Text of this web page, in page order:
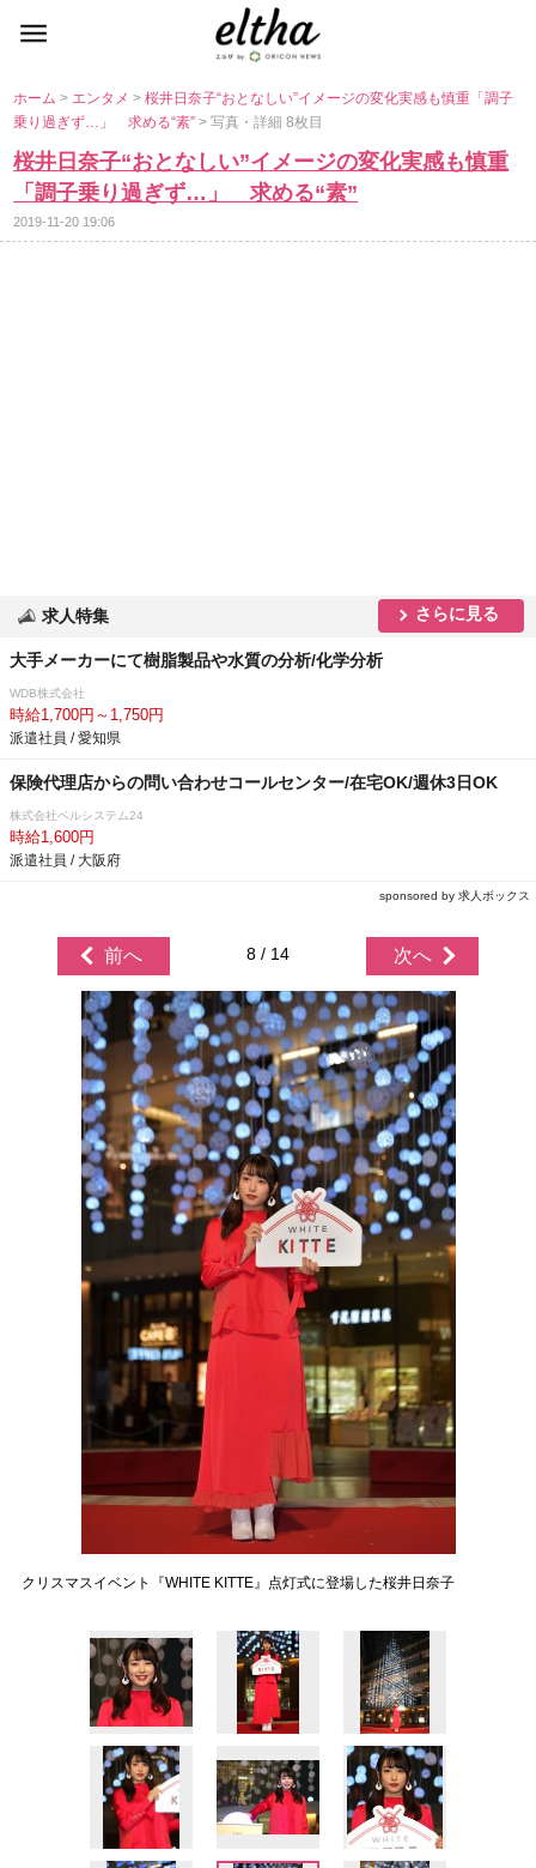
ホーム> エンタメ>桜井日奈子“おとなしい”イメージの変化実感も慎重「調子
乗り過ぎず…」 求める“素”> 写真・詳細 8枚目
桜井日奈子“おとなしい”イメージの変化実感も慎重
「調子乗り過ぎず…」 求める“素”
2019-11-20 19:06
求人特集 さらに見る
大手メーカーにて樹脂製品や水質の分析/化学分析
WDB株式会社
時給1,700円～1,750円
派遣社員 / 愛知県
保険代理店からの問い合わせコールセンター/在宅OK/週休3日OK
株式会社ベルシステム24
時給1,600円
派遣社員 / 大阪府
sponsored by 求人ボックス
前へ 8 / 14 次へ
クリスマスイベント『WHITE KITTE』点灯式に登場した桜井日奈子